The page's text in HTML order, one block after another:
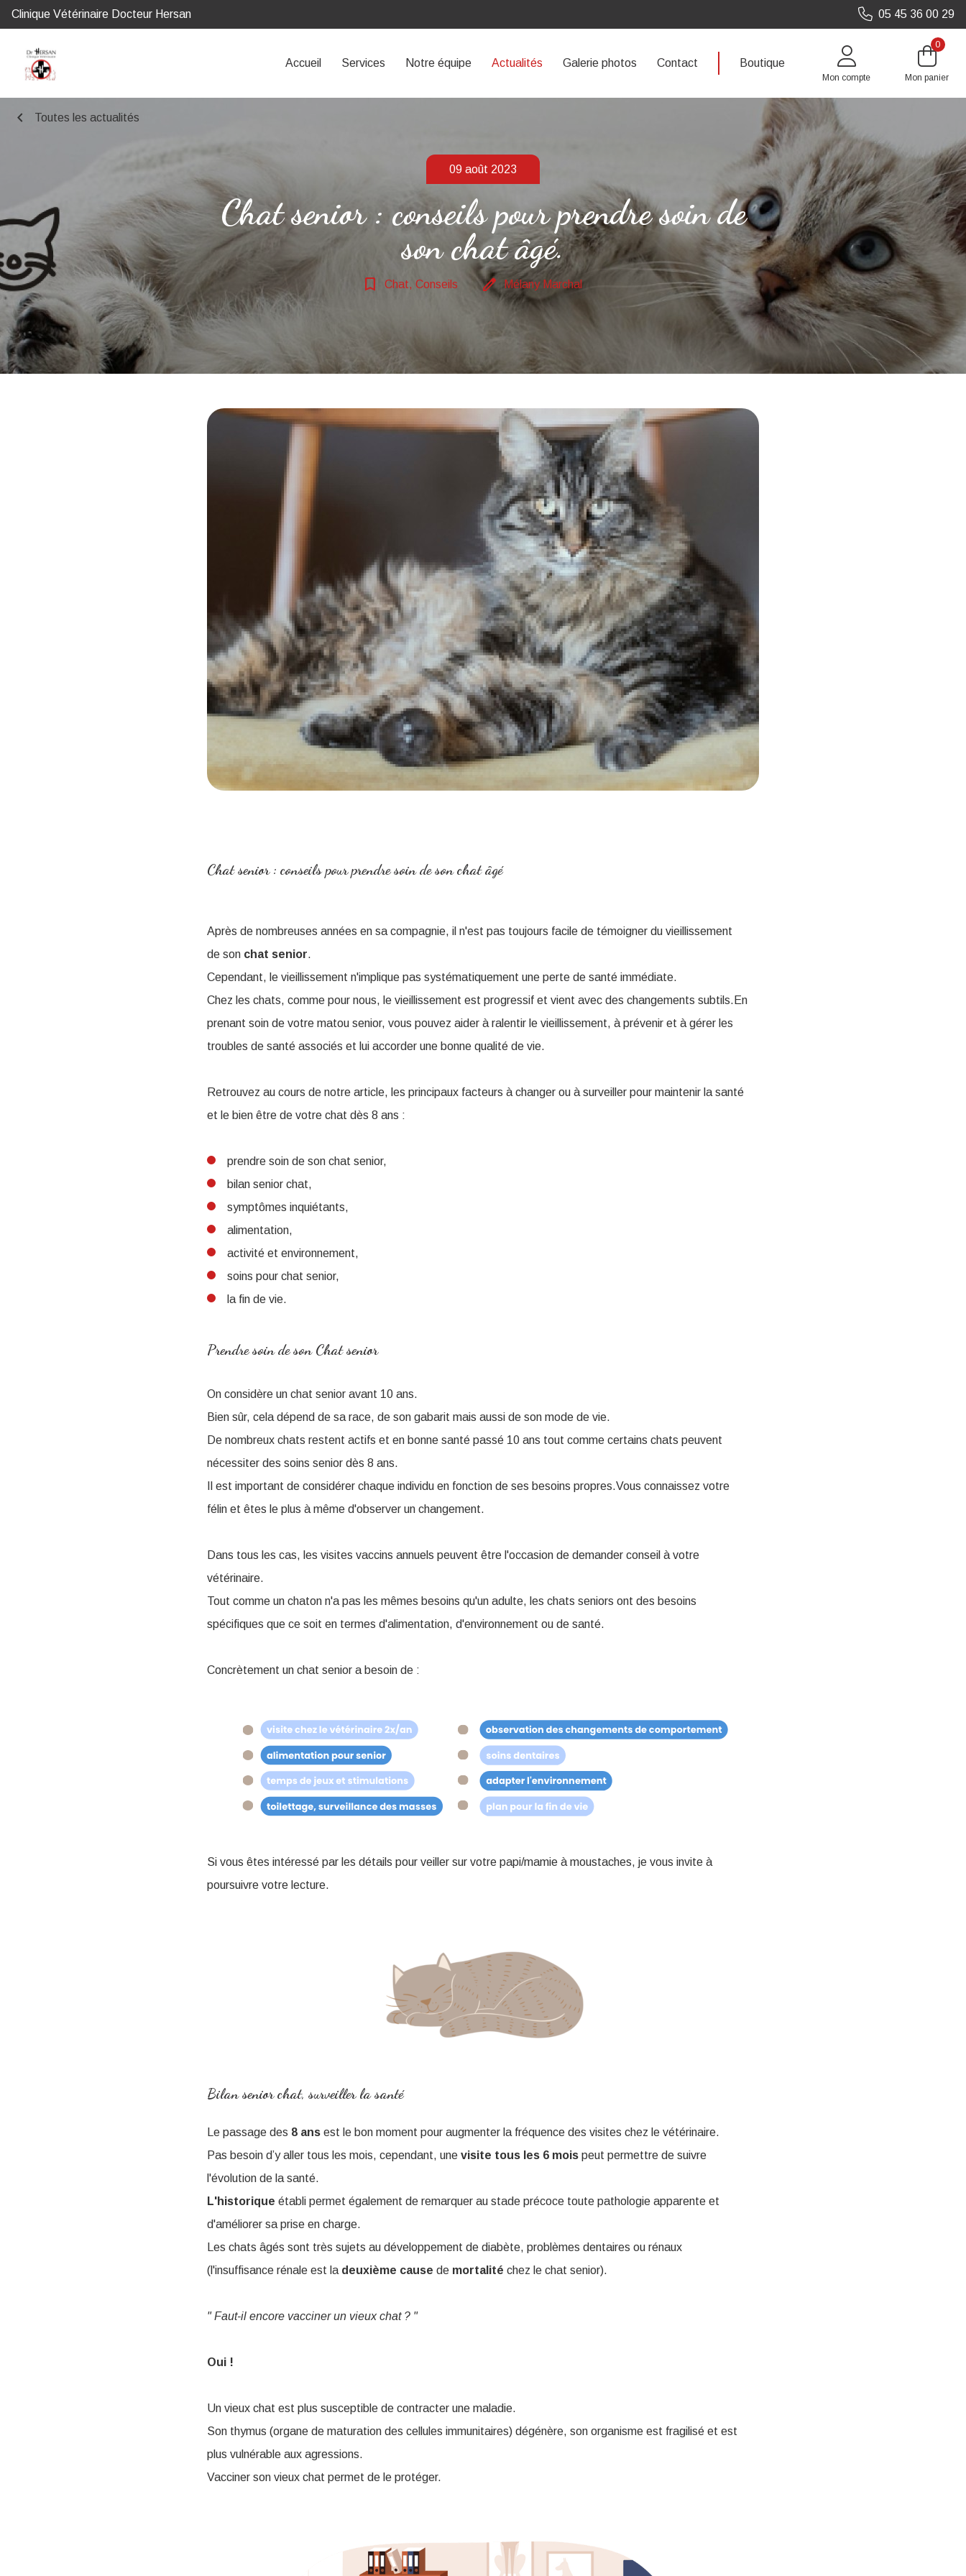
Clinique Vétérinaire Docteur Hersan 05 45 36 00 29
Accueil Services Notre équipe Actualités Galerie photos Contact Boutique
Mon compte
0
Mon panier
chevron_left Toutes les actualités
09 août 2023
Chat senior : conseils pour prendre soin de
son chat âgé.
bookmark_border Chat, Conseils edit Mélany Marchal
Chat senior : conseils pour prendre soin de son chat âgé
Après de nombreuses années en sa compagnie, il n'est pas toujours facile de témoigner du vieillissement
de son chat senior.
Cependant, le vieillissement n'implique pas systématiquement une perte de santé immédiate.
Chez les chats, comme pour nous, le vieillissement est progressif et vient avec des changements subtils.En
prenant soin de votre matou senior, vous pouvez aider à ralentir le vieillissement, à prévenir et à gérer les
troubles de santé associés et lui accorder une bonne qualité de vie.
Retrouvez au cours de notre article, les principaux facteurs à changer ou à surveiller pour maintenir la santé
et le bien être de votre chat dès 8 ans :
prendre soin de son chat senior,
bilan senior chat,
symptômes inquiétants,
alimentation,
activité et environnement,
soins pour chat senior,
la fin de vie.
Prendre soin de son Chat senior
On considère un chat senior avant 10 ans.
Bien sûr, cela dépend de sa race, de son gabarit mais aussi de son mode de vie.
De nombreux chats restent actifs et en bonne santé passé 10 ans tout comme certains chats peuvent
nécessiter des soins senior dès 8 ans.
Il est important de considérer chaque individu en fonction de ses besoins propres.Vous connaissez votre
félin et êtes le plus à même d'observer un changement.
Dans tous les cas, les visites vaccins annuels peuvent être l'occasion de demander conseil à votre
vétérinaire.
Tout comme un chaton n'a pas les mêmes besoins qu'un adulte, les chats seniors ont des besoins
spécifiques que ce soit en termes d'alimentation, d'environnement ou de santé.
Concrètement un chat senior a besoin de :
Si vous êtes intéressé par les détails pour veiller sur votre papi/mamie à moustaches, je vous invite à
poursuivre votre lecture.
Bilan senior chat, surveiller la santé
Le passage des 8 ans est le bon moment pour augmenter la fréquence des visites chez le vétérinaire.
Pas besoin d’y aller tous les mois, cependant, une visite tous les 6 mois peut permettre de suivre
l'évolution de la santé.
L'historique établi permet également de remarquer au stade précoce toute pathologie apparente et
d'améliorer sa prise en charge.
Les chats âgés sont très sujets au développement de diabète, problèmes dentaires ou rénaux
(l'insuffisance rénale est la deuxième cause de mortalité chez le chat senior).
" Faut-il encore vacciner un vieux chat ? "
Oui !
Un vieux chat est plus susceptible de contracter une maladie.
Son thymus (organe de maturation des cellules immunitaires) dégénère, son organisme est fragilisé et est
plus vulnérable aux agressions.
Vacciner son vieux chat permet de le protéger.